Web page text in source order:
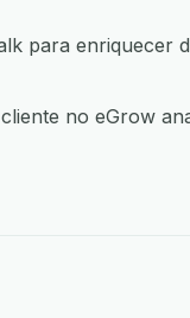
para enriquecer
no eGrow